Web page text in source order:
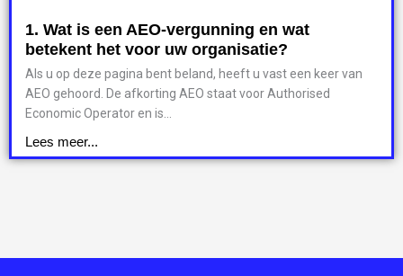
1. Wat is een AEO-vergunning en wat
betekent het voor uw organisatie?
Als u op deze pagina bent beland, heeft u vast een keer van
AEO gehoord. De afkorting AEO staat voor Authorised
Economic Operator en is...
Lees meer...